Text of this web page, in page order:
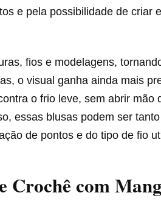
e pela possibilidade de criar
fios e modelagens,
o visual ganha ainda mais
o frio leve, sem abrir mão
essas blusas podem ser
de pontos e do tipo de fio
Crochê com